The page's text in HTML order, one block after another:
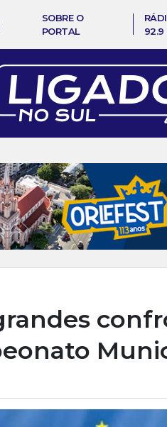
SOBRE O
PORTAL
92.9